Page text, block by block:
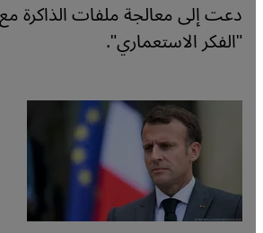
دعت إلى معالجة ملفات الذاكرة
"الفكر الاستعماري".